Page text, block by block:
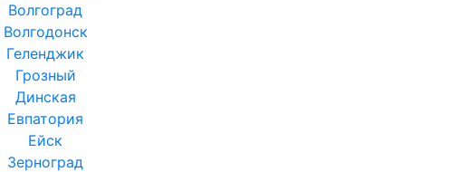
Волгоград
Волгодонск
Геленджик
Грозный
Динская
Евпатория
Ейск
Зерноград